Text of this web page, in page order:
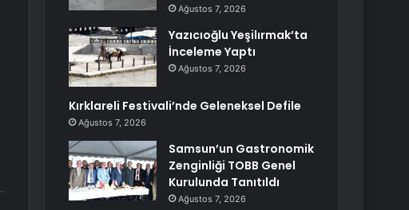
Ağustos 7, 2026
Yazıcıoğlu Yeşilırmak’ta
İnceleme Yaptı
Ağustos 7, 2026
Kırklareli Festivali’nde Geleneksel Defile
Ağustos 7, 2026
Samsun’un Gastronomik
Zenginliği TOBB Genel
Kurulunda Tanıtıldı
Ağustos 7, 2026